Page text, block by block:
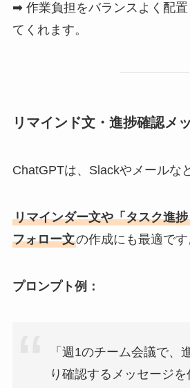
➡ 作業負担をバランスよく配
てくれます。
リマインド文・進捗確認メ
ChatGPTは、Slackやメールな
リマインダー文や「タスク進
フォロー文の作成にも最適です
プロンプト例：
「週1のチーム会議で、
り確認するメッセージ